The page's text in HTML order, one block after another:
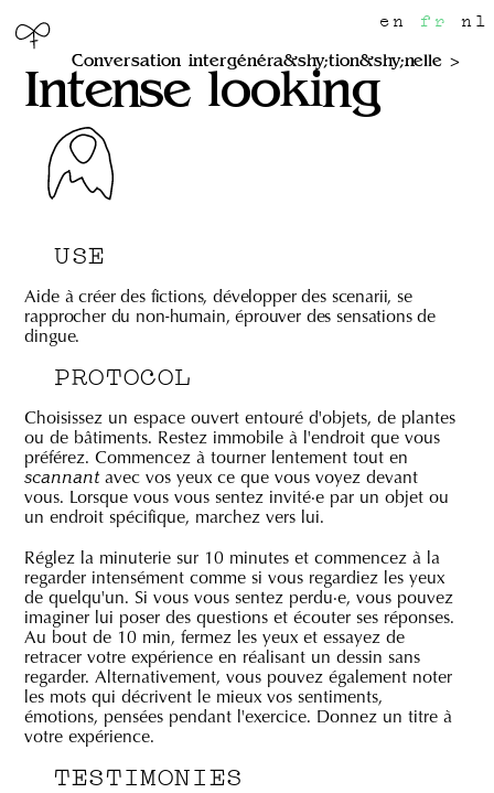
en fr nl
Intense looking
Conversation intergénéra&shy;tion&shy;nelle
USE
Aide à créer des fictions, développer des scenarii, se
rapprocher du non-humain, éprouver des sensations de
dingue.
PROTOCOL
Choisissez un espace ouvert entouré d'objets, de plantes
ou de bâtiments. Restez immobile à l'endroit que vous
préférez. Commencez à tourner lentement tout en
scannantavec vos yeux ce que vous voyez devant
vous. Lorsque vous vous sentez invité·e par un objet ou
un endroit spécifique, marchez vers lui.
Réglez la minuterie sur 10 minutes et commencez à la
regarder intensément comme si vous regardiez les yeux
de quelqu'un. Si vous vous sentez perdu·e, vous pouvez
imaginer lui poser des questions et écouter ses réponses.
Au bout de 10 min, fermez les yeux et essayez de
retracer votre expérience en réalisant un dessin sans
regarder. Alternativement, vous pouvez également noter
les mots qui décrivent le mieux vos sentiments,
émotions, pensées pendant l'exercice. Donnez un titre à
votre expérience.
TESTIMONIES